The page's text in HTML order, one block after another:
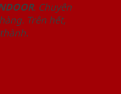
. Chuyên
Trên hết,